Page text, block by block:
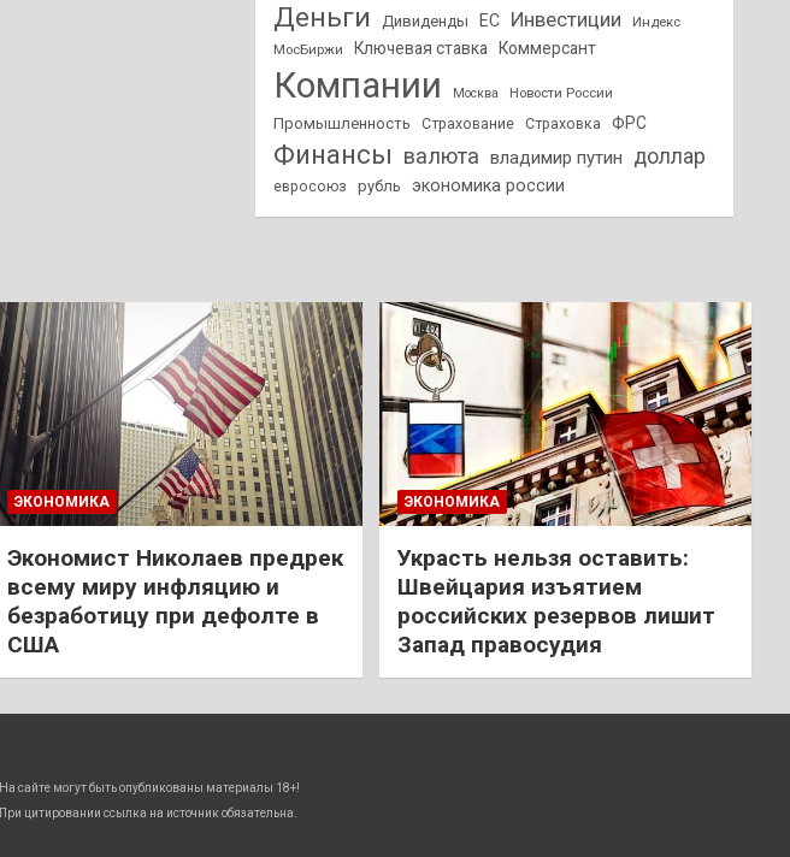
Деньги Дивиденды ЕС Инвестиции
Индекс
МосБиржи
Ключевая ставка Коммерсант
Компании Москва Новости России
Промышленность Страхование Страховка ФРС
Финансы валюта владимир путин доллар
евросоюз рубль экономика россии
ЭКОНОМИКА
Экономист Николаев предрек
всему миру инфляцию и
безработицу при дефолте в
США
ЭКОНОМИКА
Украсть нельзя оставить:
Швейцария изъятием
российских резервов лишит
Запад правосудия
На сайте могут быть опубликованы материалы 18+!
При цитировании ссылка на источник обязательна.